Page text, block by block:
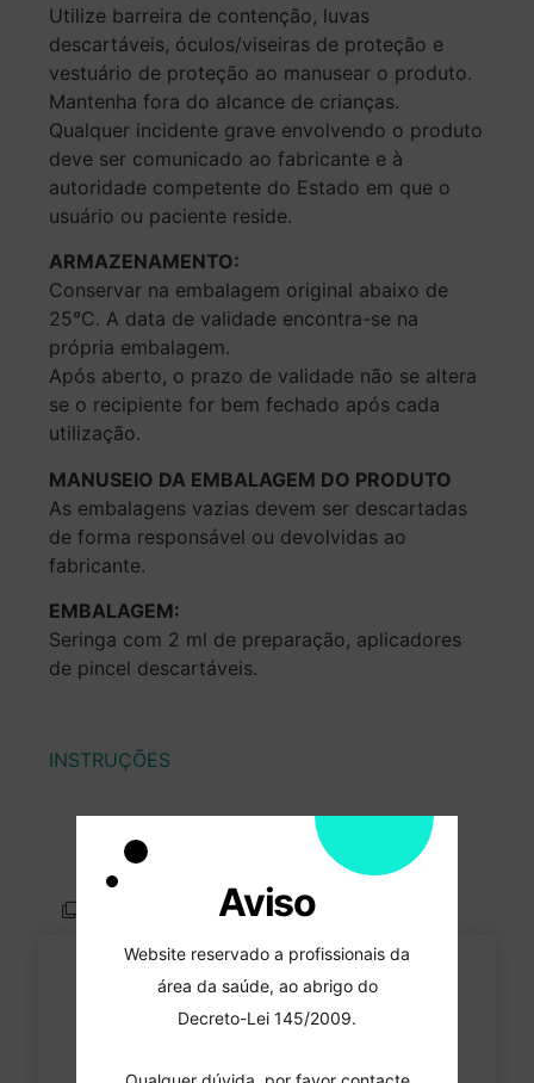
Utilize barreira de contenção, luvas
descartáveis, óculos/viseiras de proteção e
vestuário de proteção ao manusear o produto.
Mantenha fora do alcance de crianças.
Qualquer incidente grave envolvendo o produto
deve ser comunicado ao fabricante e à
autoridade competente do Estado em que o
usuário ou paciente reside.
ARMAZENAMENTO:
Conservar na embalagem original abaixo de
25°C. A data de validade encontra-se na
própria embalagem.
Após aberto, o prazo de validade não se altera
se o recipiente for bem fechado após cada
utilização.
MANUSEIO DA EMBALAGEM DO PRODUTO
As embalagens vazias devem ser descartadas
de forma responsável ou devolvidas ao
fabricante.
EMBALAGEM:
Seringa com 2 ml de preparação, aplicadores
de pincel descartáveis.
INSTRUÇÕES
Favoritos
RED DETECTOR
Aviso
Website reservado a profissionais da
área da saúde, ao abrigo do
Decreto-Lei 145/2009.